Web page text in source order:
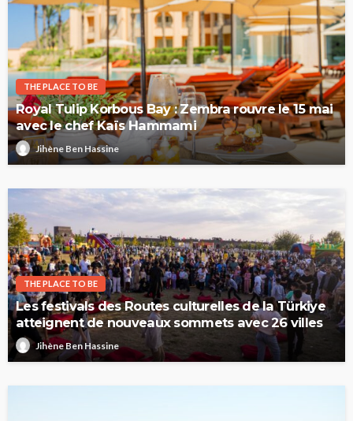
THE PLACE TO BE
Royal Tulip Korbous Bay : Zembra rouvre le 15 mai
avec le chef Kaïs Hammami
Jihène Ben Hassine
THE PLACE TO BE
Les festivals des Routes culturelles de la Türkiye
atteignent de nouveaux sommets avec 26 villes
Jihène Ben Hassine